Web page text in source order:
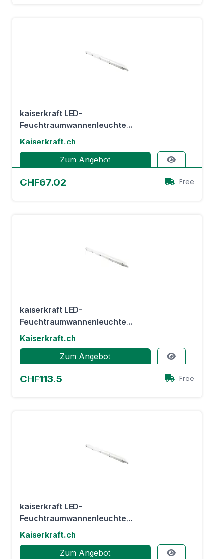
kaiserkraft LED-
Feuchtraumwannenleuchte,..
Kaiserkraft.ch
Zum Angebot
CHF67.02 Free
kaiserkraft LED-
Feuchtraumwannenleuchte,..
Kaiserkraft.ch
Zum Angebot
CHF113.5 Free
kaiserkraft LED-
Feuchtraumwannenleuchte,..
Kaiserkraft.ch
Zum Angebot